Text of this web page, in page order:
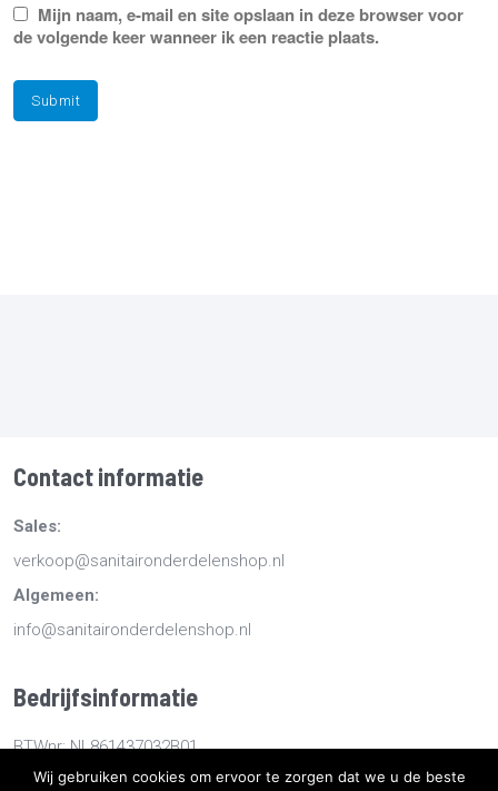
Mijn naam, e-mail en site opslaan in deze browser voor
de volgende keer wanneer ik een reactie plaats.
Contact informatie
Sales:
verkoop@sanitaironderdelenshop.nl
Algemeen:
info@sanitaironderdelenshop.nl
Bedrijfsinformatie
BTWnr: NL861437032B01
KvKnr: 78527112
Wij gebruiken cookies om ervoor te zorgen dat we u de beste